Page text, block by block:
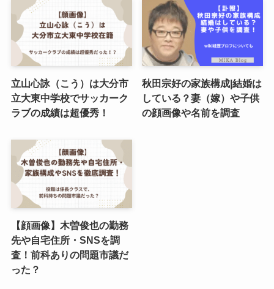
立山心詠（こう）は大分市
立大東中学校でサッカーク
ラブの成績は超優秀！
秋田宗好の家族構成|結婚は
している？妻（嫁）や子供
の顔画像や名前を調査
【顔画像】木曽俊也の勤務
先や自宅住所・SNSを調
査！前科ありの問題市議だ
った？